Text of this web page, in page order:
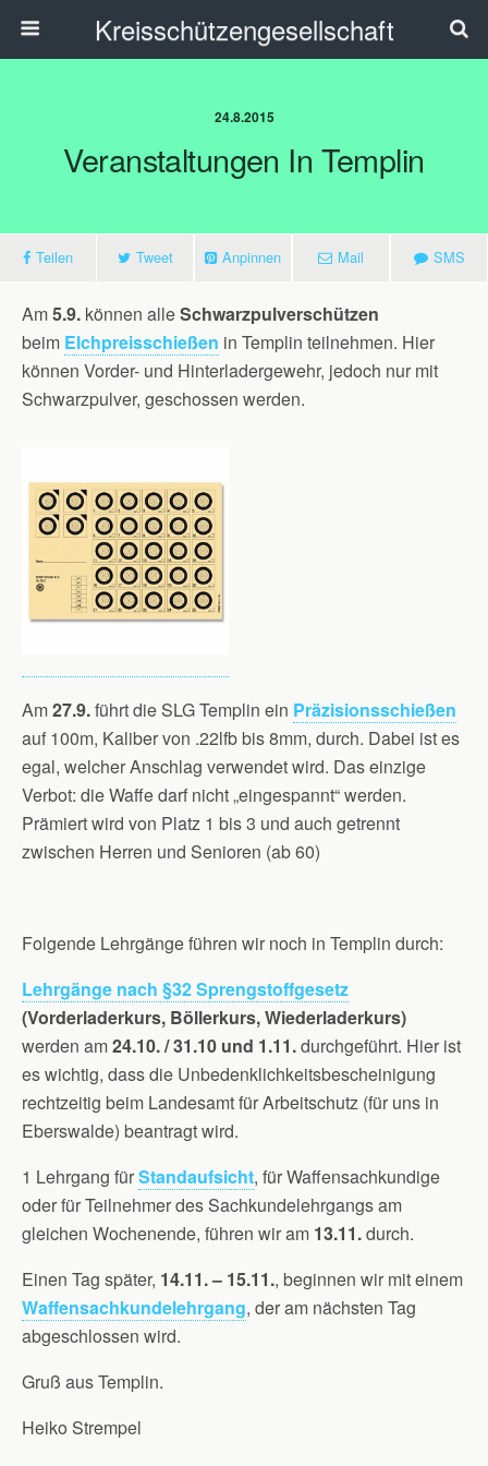
Kreisschützengesellschaft
24.8.2015
Veranstaltungen In Templin
Teilen Tweet Anpinnen Mail SMS
Am5.9. können alleSchwarzpulverschützen
beim Elchpreisschießen in Templin teilnehmen. Hier
können Vorder- und Hinterladergewehr, jedoch nur mit
Schwarzpulver, geschossen werden.
Am27.9.führt die SLG Templin ein Präzisionsschießen
auf 100m, Kaliber von .22lfb bis 8mm, durch. Dabei ist es
egal, welcher Anschlag verwendet wird. Das einzige
Verbot: die Waffe darf nicht „eingespannt“ werden.
Prämiert wird von Platz 1 bis 3 und auch getrennt
zwischen Herren und Senioren (ab 60)
Folgende Lehrgänge führen wir noch in Templin durch:
Lehrgänge nach §32 Sprengstoffgesetz
(Vorderladerkurs, Böllerkurs, Wiederladerkurs)
werden am24.10. / 31.10 und 1.11.durchgeführt. Hier ist
es wichtig, dass die Unbedenklichkeitsbescheinigung
rechtzeitig beim Landesamt für Arbeitschutz (für uns in
Eberswalde) beantragt wird.
1 Lehrgang fürStandaufsicht, für Waffensachkundige
oder für Teilnehmer des Sachkundelehrgangs am
gleichen Wochenende, führen wir am 13.11.durch.
Einen Tag später, 14.11. – 15.11., beginnen wir mit einem
Waffensachkundelehrgang, der am nächsten Tag
abgeschlossen wird.
Gruß aus Templin.
Heiko Strempel